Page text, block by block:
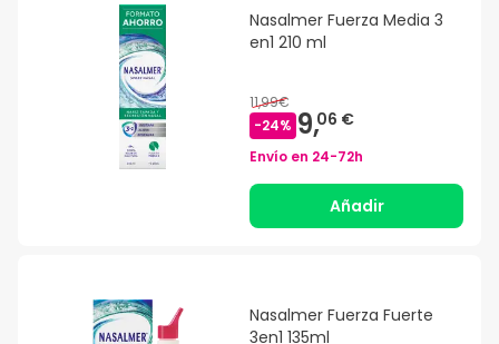
Nasalmer Fuerza Media 3
en1 210 ml
11,99€
-24% 9,06 €
Envío en 24-72h
Añadir
Nasalmer Fuerza Fuerte
3en1 135ml